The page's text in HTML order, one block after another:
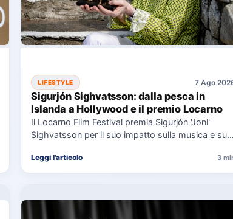
LIFESTYLE 7 Ago
Sigurjón Sighvatsson: dalla pesca in
Islanda a Hollywood e il premio Locarno
Il Locarno Film Festival premia Sigurjón 'Joni'
Sighvatsson per il suo impatto sulla musica e sul
Leggi l'articolo 3